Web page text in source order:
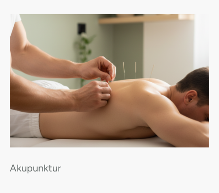
Akupunktur